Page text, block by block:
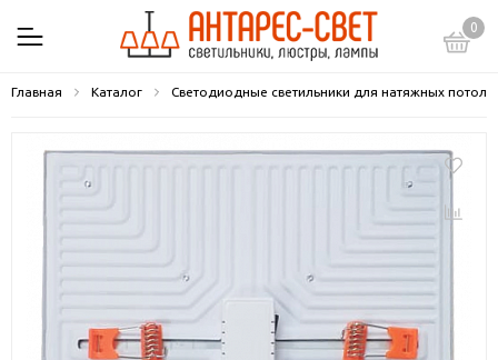
0
Главная Каталог Светодиодные светильники для натяжных